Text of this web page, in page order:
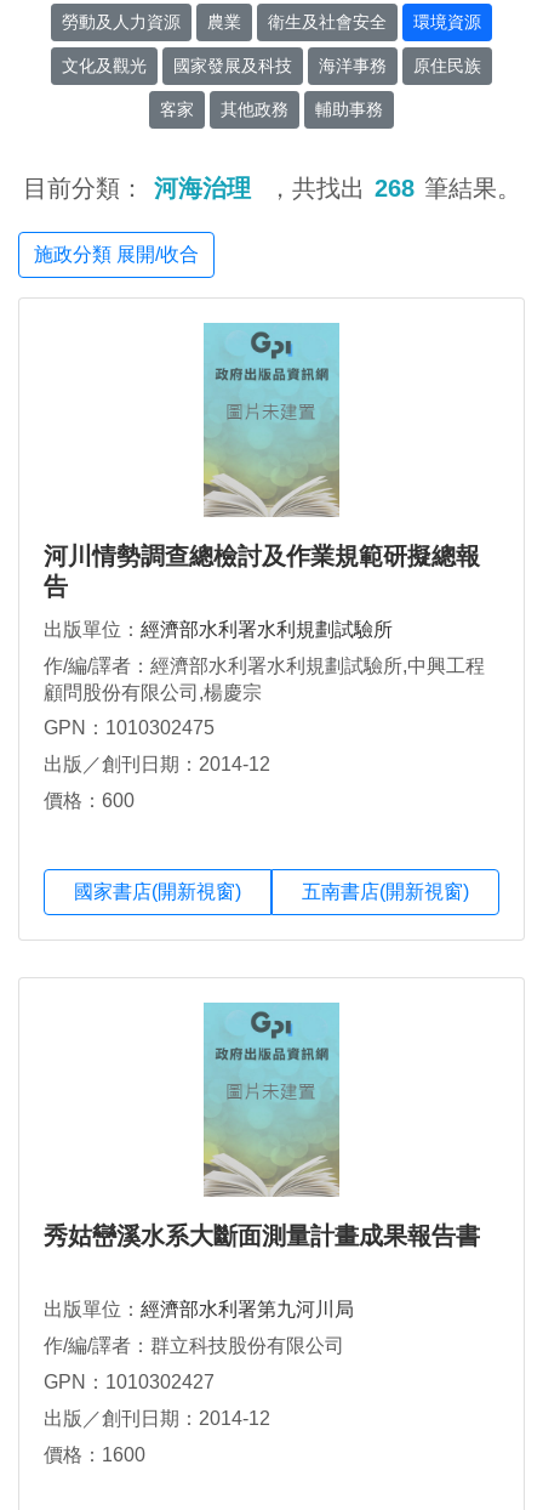
勞動及人力資源 農業 衛生及社會安全 環境資源
文化及觀光 國家發展及科技 海洋事務 原住民族
客家 其他政務 輔助事務
目前分類： 河海治理 ，共找出 268 筆結果。
施政分類 展開/收合
河川情勢調查總檢討及作業規範研擬總報
告
出版單位： 經濟部水利署水利規劃試驗所
作/編/譯者：經濟部水利署水利規劃試驗所,中興工程
顧問股份有限公司,楊慶宗
GPN：1010302475
出版／創刊日期：2014-12
價格：600
國家書店(開新視窗) 五南書店(開新視窗)
秀姑巒溪水系大斷面測量計畫成果報告書
出版單位： 經濟部水利署第九河川局
作/編/譯者：群立科技股份有限公司
GPN：1010302427
出版／創刊日期：2014-12
價格：1600